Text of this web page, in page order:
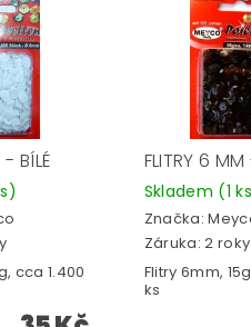
- BÍLÉ
cca 1.400
FLITRY 6
Skladem (1
Značka:
Záruka: 2 roky
Flitry 6mm,
ks